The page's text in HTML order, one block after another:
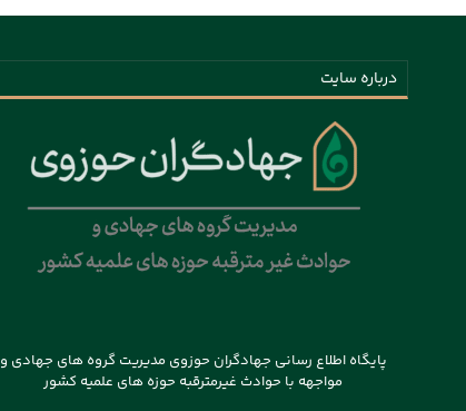
درباره سایت
پایگاه اطلاع رسانی جهادگران حوزوی مدیریت گروه های جهادی و
مواجهه با حوادث غیرمترقبه حوزه های علمیه کشور